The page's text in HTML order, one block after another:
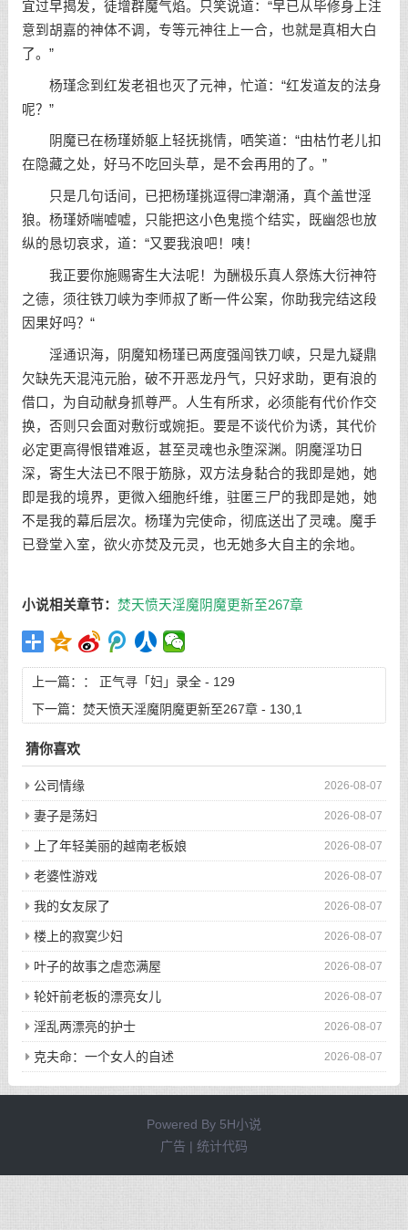
宜过早揭发，徒增群魔气焰。只笑说道：“早已从毕修身上注
意到胡嘉的神体不调，专等元神往上一合，也就是真相大白
了。”
杨瑾念到红发老祖也灭了元神，忙道：“红发道友的法身
呢？”
阴魔已在杨瑾娇躯上轻抚挑情，哂笑道：“由枯竹老儿扣
在隐藏之处，好马不吃回头草，是不会再用的了。”
只是几句话间，已把杨瑾挑逗得□津潮涌，真个盖世淫
狼。杨瑾娇喘嘘嘘，只能把这小色鬼揽个结实，既幽怨也放
纵的恳切哀求，道：“又要我浪吧！咦！
我正要你施赐寄生大法呢！为酬极乐真人祭炼大衍神符
之德，须往铁刀峡为李师叔了断一件公案，你助我完结这段
因果好吗？“
淫通识海，阴魔知杨瑾已两度强闯铁刀峡，只是九疑鼎
欠缺先天混沌元胎，破不开恶龙丹气，只好求助，更有浪的
借口，为自动献身抓尊严。人生有所求，必须能有代价作交
换，否则只会面对敷衍或婉拒。要是不谈代价为诱，其代价
必定更高得恨错难返，甚至灵魂也永堕深渊。阴魔淫功日
深，寄生大法已不限于筋脉，双方法身黏合的我即是她，她
即是我的境界，更微入细胞纤维，驻匿三尸的我即是她，她
不是我的幕后层次。杨瑾为完使命，彻底送出了灵魂。魔手
已登堂入室，欲火亦焚及元灵，也无她多大自主的余地。
小说相关章节： 焚天愤天淫魔阴魔更新至267章
上一篇：： 正气寻「妇」录全 - 129
下一篇： 焚天愤天淫魔阴魔更新至267章 - 130,1
猜你喜欢
2026-08-07
公司情缘
2026-08-07
妻子是荡妇
2026-08-07
上了年轻美丽的越南老板娘
2026-08-07
老婆性游戏
2026-08-07
我的女友尿了
2026-08-07
楼上的寂寞少妇
2026-08-07
叶子的故事之虐恋满屋
2026-08-07
轮奸前老板的漂亮女儿
2026-08-07
淫乱两漂亮的护士
2026-08-07
克夫命：一个女人的自述
Powered By 5H小说
广告 | 统计代码